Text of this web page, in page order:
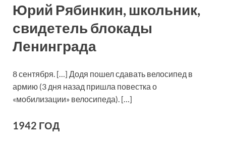
Юрий Рябинкин, школьник,
свидетель блокады
Ленинграда
8 сентября. […] Додя пошел сдавать велосипед в
армию (3 дня назад пришла повестка о
«мобилизации» велосипеда). […]
1942 ГОД